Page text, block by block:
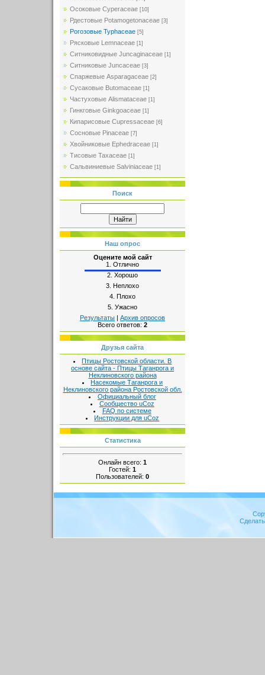
Осоковые Cyperaceae [10]
Рдестовые Potamogetonaceae [3]
Рогозовые Typhaceae [5]
Рясковые Lemnaceae [1]
Ситниковидные Juncaginaceae [1]
Ситниковые Juncaceae [3]
Спаржевые Asparagaceae [2]
Сусаковые Butomaceae [1]
Частуховые Alismataceae [1]
Гинкговые Ginkgoaceae [1]
Кипарисовые Cupressaceae [6]
Сосновые Pinaceae [7]
Хвойниковые Ephedraceae [1]
Тисовые Taxaceae [1]
Сальвиниевые Salviniaceae [1]
Поиск
Наш опрос
Оцените мой сайт
1. Отлично
2. Хорошо
3. Неплохо
4. Плохо
5. Ужасно
Результаты | Архив опросов
Всего ответов: 2
Друзья сайта
Птицы Ростовской области. В
основе сайта - Птицы Таганрога и
Неклиновского района
Насекомые Таганрога и
Неклиновского района Ростовской обл.
Официальный блог
Сообщество uCoz
FAQ по системе
Инструкции для uCoz
Статистика
Онлайн всего: 1
Гостей: 1
Пользователей: 0